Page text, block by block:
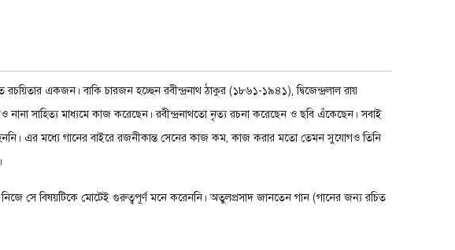
একজন। বাকি চারজন হচ্ছেন রবীন্দ্রনাথ ঠাকুর (১৮৬১-১৯৪১), দ্বিজেন্দ্রলাল রায়
সাহিত্য মাধ্যমে কাজ করেছেন। রবীন্দ্রনাথতো নৃত্য রচনা করেছেন ও ছবি এঁকেছেন। সবাই
হননি। এর মধ্যে গানের বাইরে রজনীকান্ত সেনের কাজ কম, কাজ করার মতো তেমন সুযোগও তিনি
সে বিষয়টিকে মোটেই গুরুত্বপূর্ণ মনে করেননি। অতুলপ্রসাদ জানতেন গান (গানের জন্য রচিত